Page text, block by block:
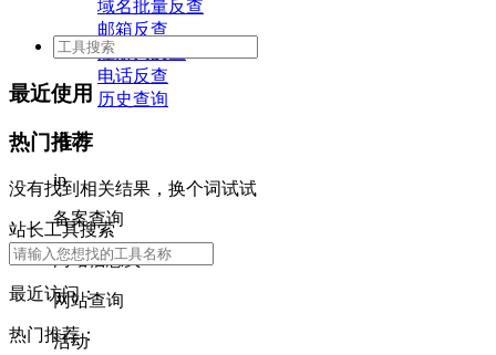
域名批量反查
邮箱反查
注册人反查
电话反查
历史查询
活动
ip
备案查询
网站信息类
网站查询
活动
最近使用
热门推荐
没有找到相关结果，换个词试试
站长工具搜索
最近访问：
热门推荐：